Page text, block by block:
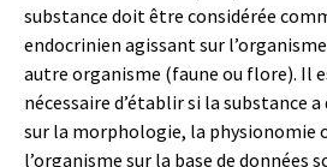
substance doit être considérée
endocrinien agissant sur
autre organisme (faune ou flore). Il
nécessaire d’établir si la substance
sur la morphologie, la physionomie
l’organisme sur la base de données